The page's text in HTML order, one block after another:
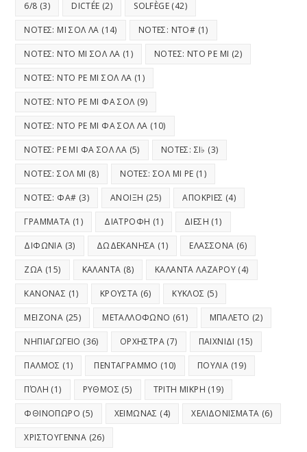
6/8 (3) DICTÉE (2) SOLFÈGE (42)
ΝΟΤΕΣ: ΜΙ ΣΟΛ ΛΑ (14) ΝΟΤΕΣ: ΝΤΟ# (1)
ΝΟΤΕΣ: ΝΤΟ ΜΙ ΣΟΛ ΛΑ (1) ΝΟΤΕΣ: ΝΤΟ ΡΕ ΜΙ (2)
ΝΟΤΕΣ: ΝΤΟ ΡΕ ΜΙ ΣΟΛ ΛΑ (1)
ΝΟΤΕΣ: ΝΤΟ ΡΕ ΜΙ ΦΑ ΣΟΛ (9)
ΝΟΤΕΣ: ΝΤΟ ΡΕ ΜΙ ΦΑ ΣΟΛ ΛΑ (10)
ΝΟΤΕΣ: ΡΕ ΜΙ ΦΑ ΣΟΛ ΛΑ (5) ΝΟΤΕΣ: ΣΙ♭ (3)
ΝΟΤΕΣ: ΣΟΛ ΜΙ (8) ΝΟΤΕΣ: ΣΟΛ ΜΙ ΡΕ (1)
ΝΟΤΕΣ: ΦΑ# (3) ΑΝΟΙΞΗ (25) ΑΠΟΚΡΙΕΣ (4)
ΓΡΑΜΜΑΤΑ (1) ΔΙΑΤΡΟΦΗ (1) ΔΙΕΣΗ (1)
ΔΙΦΩΝΙΑ (3) ΔΩΔΕΚΑΝΗΣΑ (1) ΕΛΑΣΣΟΝΑ (6)
ΖΩΑ (15) ΚΑΛΑΝΤΑ (8) ΚΑΛΑΝΤΑ ΛΑΖΑΡΟΥ (4)
ΚΑΝΟΝΑΣ (1) ΚΡΟΥΣΤΑ (6) ΚΥΚΛΟΣ (5)
ΜΕΙΖΟΝΑ (25) ΜΕΤΑΛΛΟΦΩΝΟ (61) ΜΠΑΛΕΤΟ (2)
ΝΗΠΙΑΓΩΓΕΙΟ (36) ΟΡΧΗΣΤΡΑ (7) ΠΑΙΧΝΙΔΙ (15)
ΠΑΛΜΟΣ (1) ΠΕΝΤΑΓΡΑΜΜΟ (10) ΠΟΥΛΙΑ (19)
ΠΌΛΗ (1) ΡΥΘΜΟΣ (5) ΤΡΙΤΗ ΜΙΚΡΗ (19)
ΦΘΙΝΟΠΩΡΟ (5) ΧΕΙΜΩΝΑΣ (4) ΧΕΛΙΔΟΝΙΣΜΑΤΑ (6)
ΧΡΙΣΤΟΥΓΕΝΝΑ (26)